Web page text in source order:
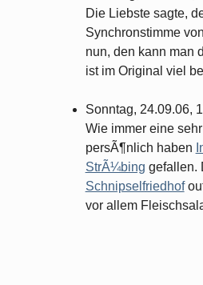
Die Liebste sagte,
Synchronstimme
nun, den kann man
ist im Original viel
Sonntag, 24.09.06,
Wie immer eine
persÃ¶nlich haben
StrÃ¼bing gefallen.
Schnipselfriedhof
vor allem